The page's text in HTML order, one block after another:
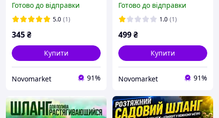
поливальний з
розпилювачем
Готово до відправки
5.0 (1)
345₴
Купити
Novomarket 91%
поливальний з
розпилювачем
Готово до відправки
1.0 (1)
499₴
Купити
Novomarket 91%